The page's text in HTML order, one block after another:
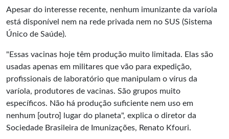
Apesar do interesse recente, nenhum imunizante da varíola
está disponível nem na rede privada nem no SUS (Sistema
Único de Saúde).
"Essas vacinas hoje têm produção muito limitada. Elas são
usadas apenas em militares que vão para expedição,
profissionais de laboratório que manipulam o vírus da
varíola, produtores de vacinas. São grupos muito
específicos. Não há produção suficiente nem uso em
nenhum [outro] lugar do planeta", explica o diretor da
Sociedade Brasileira de Imunizações, Renato Kfouri.